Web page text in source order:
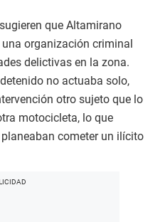
que Altamirano
organización criminal
delictivas en la zona.
no actuaba solo,
otro sujeto que lo
motocicleta, lo que
cometer un ilícito